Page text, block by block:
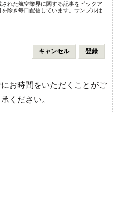
れた航空業界に関する記事をピックア
除き毎日配信しています。サンプルは
お時間をいただくことがご
ください。